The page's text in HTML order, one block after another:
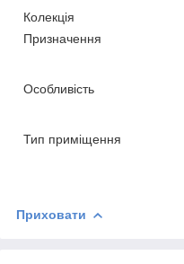
Колекція
Призначення
Особливість
Тип приміщення
Приховати